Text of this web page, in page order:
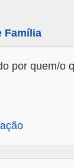
Família
por quem/o